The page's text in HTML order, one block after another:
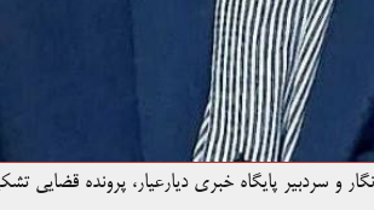
و سردبیر پایگاه خبری دیارعیار، پرونده قضایی